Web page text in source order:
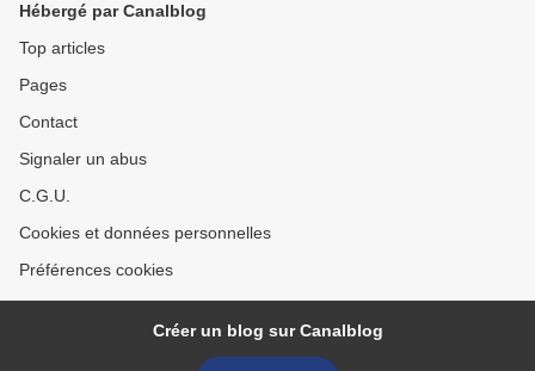
Hébergé par Canalblog
Top articles
Pages
Contact
Signaler un abus
C.G.U.
Cookies et données personnelles
Préférences cookies
Créer un blog sur Canalblog